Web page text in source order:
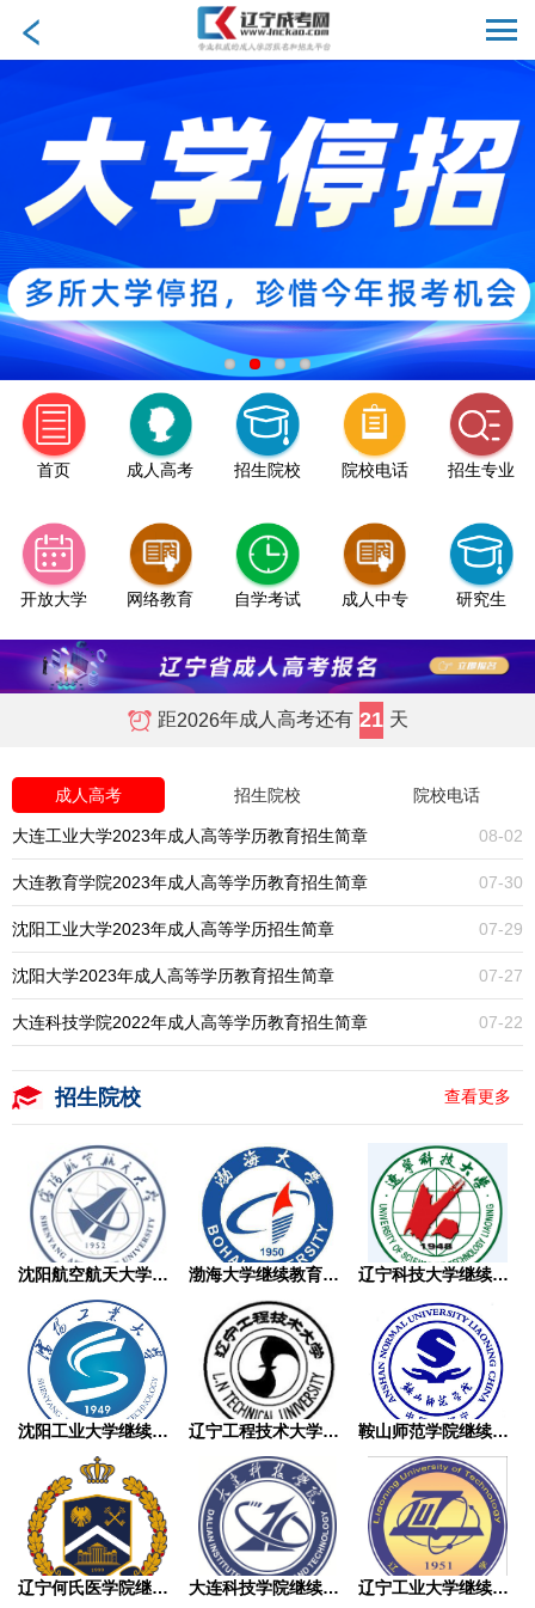
首页 成人高考 招生院校 院校电话 招生专业
开放大学 网络教育 自学考试 成人中专 研究生
距2026年成人高考还有 21 天
成人高考 招生院校 院校电话
08-02
大连工业大学2023年成人高等学历教育招生简章
07-30
大连教育学院2023年成人高等学历教育招生简章
07-29
沈阳工业大学2023年成人高等学历招生简章
07-27
沈阳大学2023年成人高等学历教育招生简章
07-22
大连科技学院2022年成人高等学历教育招生简章
招生院校 查看更多
沈阳航空航天大学继续教育学院成人高考 渤海大学继续教育学院成人高考 辽宁科技大学继续教育学院成人高考
沈阳工业大学继续教育学院成人高考 辽宁工程技术大学继续教育学院成人高考 鞍山师范学院继续教育学院成人高考
辽宁何氏医学院继续教育学院成人高考 大连科技学院继续教育学院成人高考 辽宁工业大学继续教育学院成人高考